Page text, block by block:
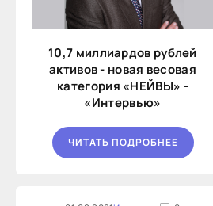
10,7 миллиардов рублей
активов - новая весовая
категория «НЕЙВЫ» -
«Интервью»
ЧИТАТЬ ПОДРОБНЕЕ